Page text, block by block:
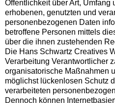
Öffentlichkeit über Art, Umfang
erhobenen, genutzten und
personenbezogenen Daten
betroffene Personen mittels
über die ihnen zustehenden
Die Hans Schwartz Creatives
Verarbeitung Verantwortlicher
organisatorische Maßnahmen
möglichst lückenlosen Schutz
verarbeiteten
Dennoch können